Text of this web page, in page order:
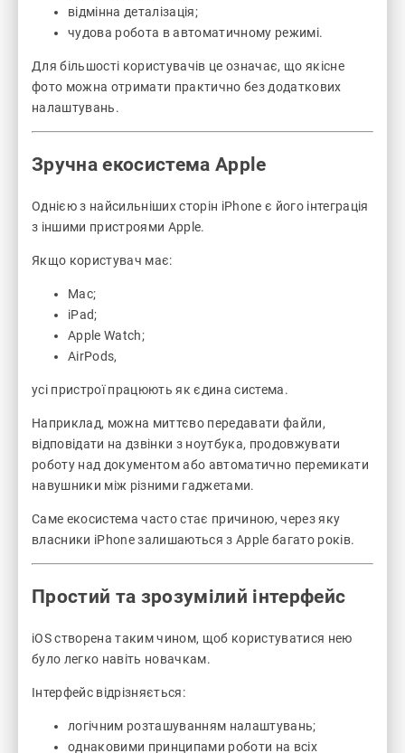
відмінна деталізація;
чудова робота в автоматичному режимі.
Для більшості користувачів це означає, що якісне
фото можна отримати практично без додаткових
налаштувань.
Зручна екосистема Apple
Однією з найсильніших сторін iPhone є його інтеграція
з іншими пристроями Apple.
Якщо користувач має:
Mac;
iPad;
Apple Watch;
AirPods,
усі пристрої працюють як єдина система.
Наприклад, можна миттєво передавати файли,
відповідати на дзвінки з ноутбука, продовжувати
роботу над документом або автоматично перемикати
навушники між різними гаджетами.
Саме екосистема часто стає причиною, через яку
власники iPhone залишаються з Apple багато років.
Простий та зрозумілий інтерфейс
iOS створена таким чином, щоб користуватися нею
було легко навіть новачкам.
Інтерфейс відрізняється:
логічним розташуванням налаштувань;
однаковими принципами роботи на всіх